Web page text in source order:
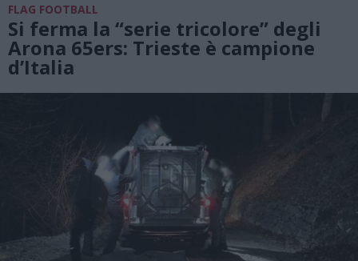
FLAG FOOTBALL
Si ferma la “serie tricolore” degli
Arona 65ers: Trieste è campione
d’Italia